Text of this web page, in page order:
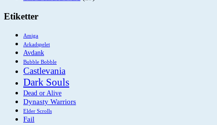
Etiketter
Amiga
Arkadspelet
Avdank
Bubble Bobble
Castlevania
Dark Souls
Dead or Alive
Dynasty Warriors
Elder Scrolls
Fail